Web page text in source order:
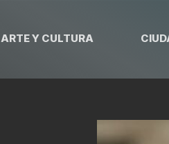
ARTE Y CULTURA